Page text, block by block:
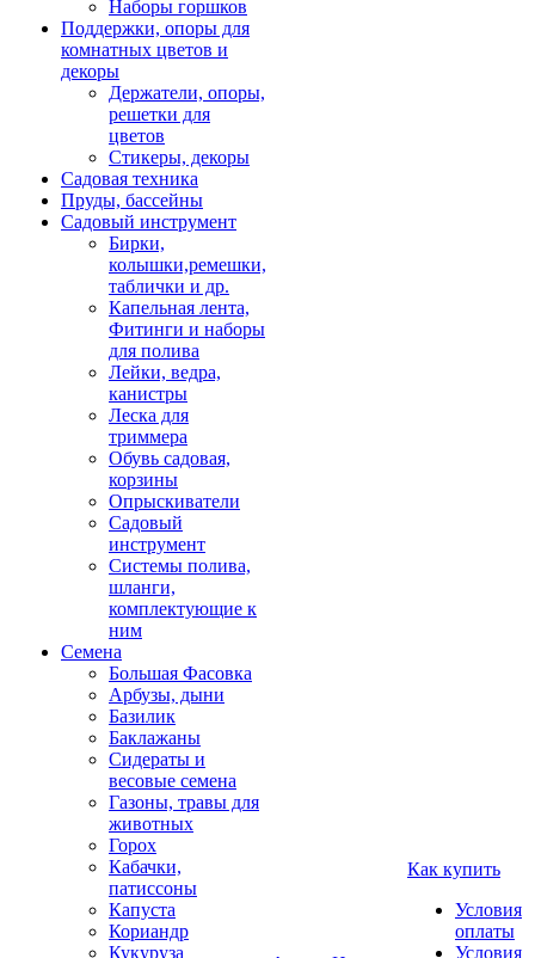
Наборы горшков
Поддержки, опоры для
комнатных цветов и
декоры
Держатели, опоры,
решетки для
цветов
Стикеры, декоры
Садовая техника
Пруды, бассейны
Садовый инструмент
Бирки,
колышки,ремешки,
таблички и др.
Капельная лента,
Фитинги и наборы
для полива
Лейки, ведра,
канистры
Леска для
триммера
Обувь садовая,
корзины
Опрыскиватели
Садовый
инструмент
Системы полива,
шланги,
комплектующие к
ним
Семена
Большая Фасовка
Арбузы, дыни
Базилик
Баклажаны
Сидераты и
весовые семена
Газоны, травы для
животных
Горох
Кабачки,
патиссоны
Капуста
Кориандр
Кукуруза
Как купить
Условия
оплаты
Условия